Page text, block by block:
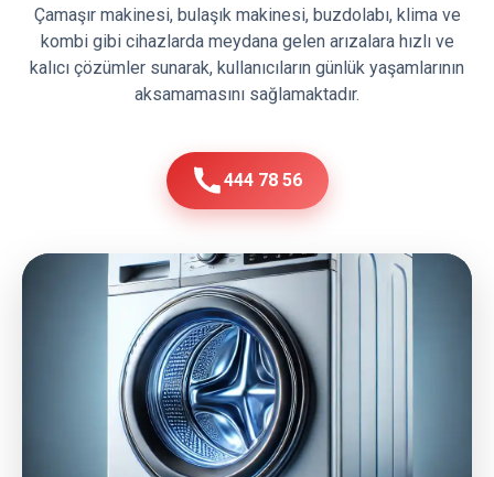
Çamaşır makinesi, bulaşık makinesi, buzdolabı, klima ve
kombi gibi cihazlarda meydana gelen arızalara hızlı ve
kalıcı çözümler sunarak, kullanıcıların günlük yaşamlarının
aksamamasını sağlamaktadır.
444 78 56